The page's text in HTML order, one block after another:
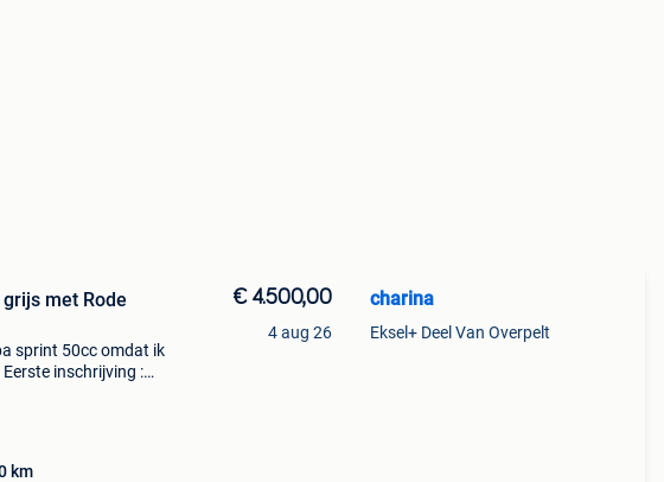
met Rode
sprint 50cc omdat ik
inschrijving :
km
€ 4.500,00
4 aug 26
charina
Eksel+ Deel Van Overpelt